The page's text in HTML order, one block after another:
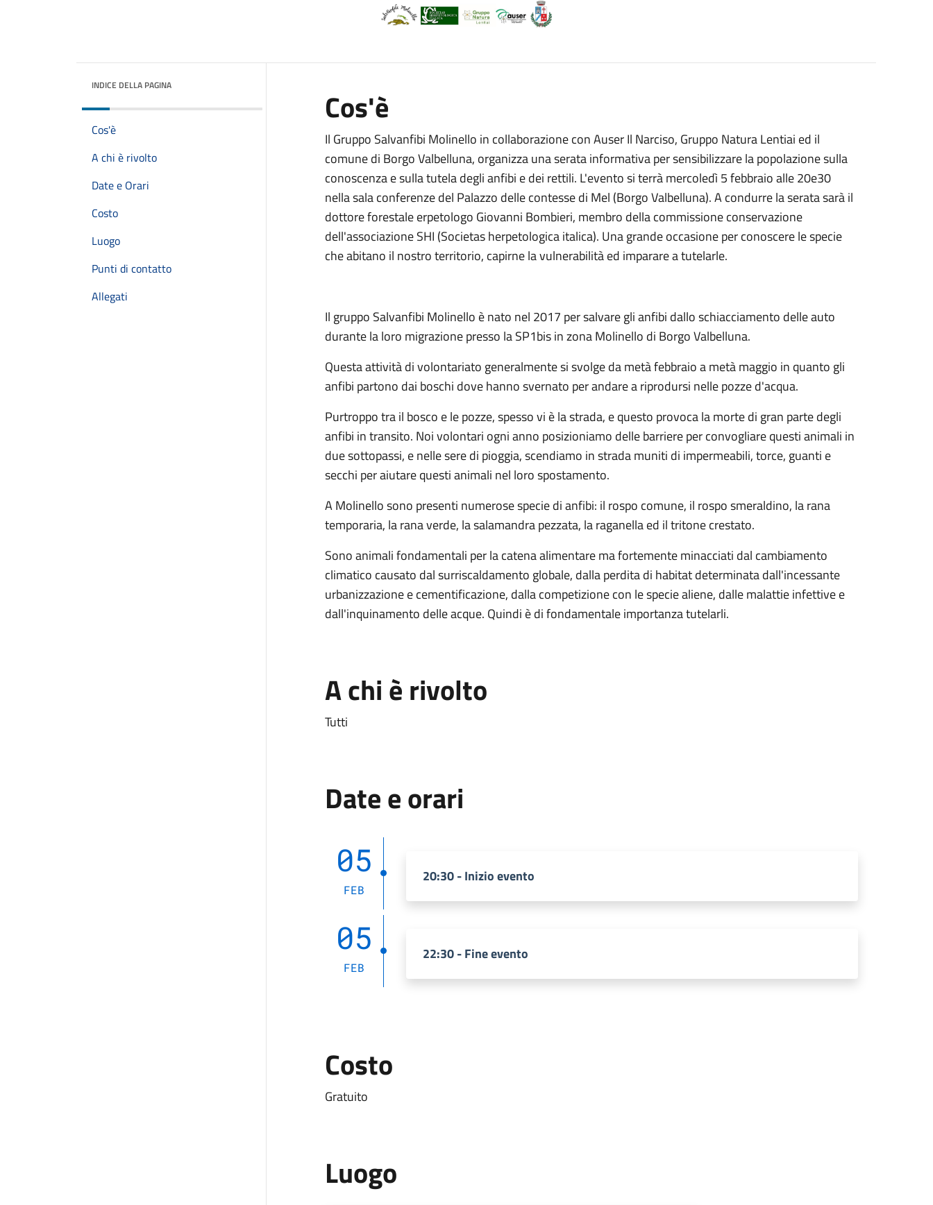
INDICE DELLA PAGINA
Cos'è
A chi è rivolto
Date e Orari
Costo
Luogo
Punti di contatto
Allegati
Cos'è
Il Gruppo Salvanfibi Molinello in collaborazione con Auser Il Narciso, Gruppo Natura Lentiai ed il
comune di Borgo Valbelluna, organizza una serata informativa per sensibilizzare la popolazione sulla
conoscenza e sulla tutela degli anfibi e dei rettili. L'evento si terrà mercoledì 5 febbraio alle 20e30
nella sala conferenze del Palazzo delle contesse di Mel (Borgo Valbelluna). A condurre la serata sarà il
dottore forestale erpetologo Giovanni Bombieri, membro della commissione conservazione
dell'associazione SHI (Societas herpetologica italica). Una grande occasione per conoscere le specie
che abitano il nostro territorio, capirne la vulnerabilità ed imparare a tutelarle.
Il gruppo Salvanfibi Molinello è nato nel 2017 per salvare gli anfibi dallo schiacciamento delle auto
durante la loro migrazione presso la SP1bis in zona Molinello di Borgo Valbelluna.
Questa attività di volontariato generalmente si svolge da metà febbraio a metà maggio in quanto gli
anfibi partono dai boschi dove hanno svernato per andare a riprodursi nelle pozze d'acqua.
Purtroppo tra il bosco e le pozze, spesso vi è la strada, e questo provoca la morte di gran parte degli
anfibi in transito. Noi volontari ogni anno posizioniamo delle barriere per convogliare questi animali in
due sottopassi, e nelle sere di pioggia, scendiamo in strada muniti di impermeabili, torce, guanti e
secchi per aiutare questi animali nel loro spostamento.
A Molinello sono presenti numerose specie di anfibi: il rospo comune, il rospo smeraldino, la rana
temporaria, la rana verde, la salamandra pezzata, la raganella ed il tritone crestato.
Sono animali fondamentali per la catena alimentare ma fortemente minacciati dal cambiamento
climatico causato dal surriscaldamento globale, dalla perdita di habitat determinata dall'incessante
urbanizzazione e cementificazione, dalla competizione con le specie aliene, dalle malattie infettive e
dall'inquinamento delle acque. Quindi è di fondamentale importanza tutelarli.
A chi è rivolto
Tutti
Date e orari
05
FEB
20:30 - Inizio evento
05
FEB
22:30 - Fine evento
Costo
Gratuito
Luogo